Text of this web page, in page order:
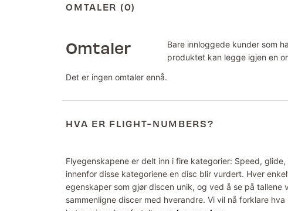
OMTALER (0)
Omtaler
Det er ingen omtaler ennå.
Bare innloggede kunder som
produktet kan legge igjen en
HVA ER FLIGHT-NUMBERS?
Flyegenskapene er delt inn i fire kategorier: Speed,
innenfor disse kategoriene en disc blir vurdert. Hver
egenskaper som gjør discen unik, og ved å se på tallene
sammenligne discer med hverandre. Vi vil nå forklare